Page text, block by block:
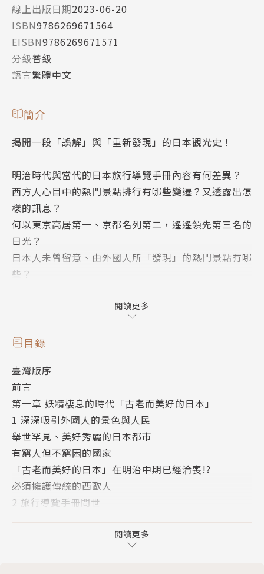
線上出版日期2023-06-20
ISBN9786269671564
EISBN9786269671571
分級普級
語言繁體中文
簡介
揭開一段「誤解」與「重新發現」的日本觀光史！
明治時代與當代的日本旅行導覽手冊內容有何差異？
西方人心目中的熱門景點排行有哪些變遷？又透露出怎
樣的訊息？
何以東京高居第一、京都名列第二，遙遙領先第三名的
日光？
日本人未曾留意、由外國人所「發現」的熱門景點有哪
些？
昭和初期，會被東照宮感動的人何以「沒資格當知識分
子」？
與文明？
從旅行導覽手冊、熱門景點、政策沿革與旅客反響
爬梳日本觀光的過去、現在與未來，
走過寒冬，反思「觀光立國」的真諦！
明治以降，美好而神祕的日本便已吸引許多西方人
的目光，在當時的旅行導覽手冊中，東京、京都、日
光、箱根等都是名列前茅的旅遊勝地，西方人發掘上高
出改善旅日環境的方針，揭開了日本觀光旅遊的序幕。
閱讀更多
目錄
臺灣版序
前言
第一章 妖精棲息的時代「古老而美好的日本」
1 深深吸引外國人的景色與人民
舉世罕見、美好秀麗的日本都市
有窮人但不窮困的國家
「古老而美好的日本」在明治中期已經淪喪!?
必須擁護傳統的西歐人
2 旅行導覽手冊問世
「默里」與「貝德克爾」的旅行導覽手冊
花了四百五十天在日本各地旅行的薩道義
閱讀更多